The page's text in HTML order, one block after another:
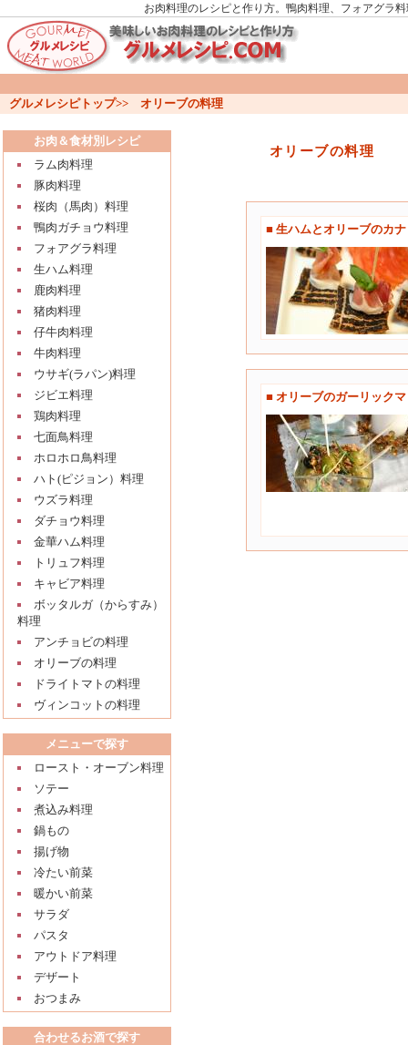
お肉料理のレシピと作り方。鴨肉料理、フォアグラ
グルメレシピトップ>> オリーブの料理
お肉＆食材別レシピ
ラム肉料理
豚肉料理
桜肉（馬肉）料理
鴨肉ガチョウ料理
フォアグラ料理
生ハム料理
鹿肉料理
猪肉料理
仔牛肉料理
牛肉料理
ウサギ(ラパン)料理
ジビエ料理
鶏肉料理
七面鳥料理
ホロホロ鳥料理
ハト(ピジョン）料理
ウズラ料理
ダチョウ料理
金華ハム料理
トリュフ料理
キャビア料理
ボッタルガ（からすみ）
料理
アンチョビの料理
オリーブの料理
ドライトマトの料理
ヴィンコットの料理
メニューで探す
ロースト・オーブン料理
ソテー
煮込み料理
鍋もの
揚げ物
冷たい前菜
暖かい前菜
サラダ
パスタ
アウトドア料理
デザート
おつまみ
合わせるお酒で探す
オリーブの料理
■ 生ハムとオリーブのカ
■ オリーブのガーリック